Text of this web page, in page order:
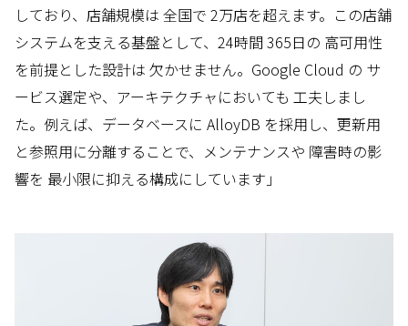
しており、店舗規模は 全国で 2万店を超えます。この店舗
システムを支える基盤として、24時間 365日の 高可用性
を前提とした設計は 欠かせません。Google Cloud の サ
ービス選定や、アーキテクチャにおいても 工夫しまし
た。例えば、データベースに AlloyDB を採用し、更新用
と参照用に分離することで、メンテナンスや 障害時の影
響を 最小限に抑える構成にしています」